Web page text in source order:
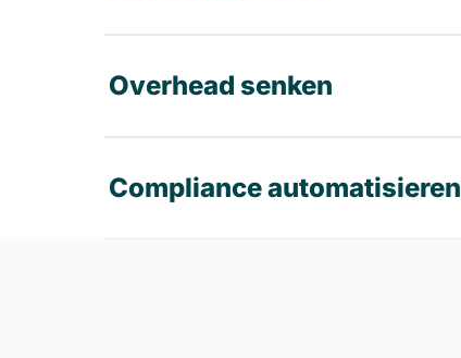
Overhead senken
Compliance automatisieren